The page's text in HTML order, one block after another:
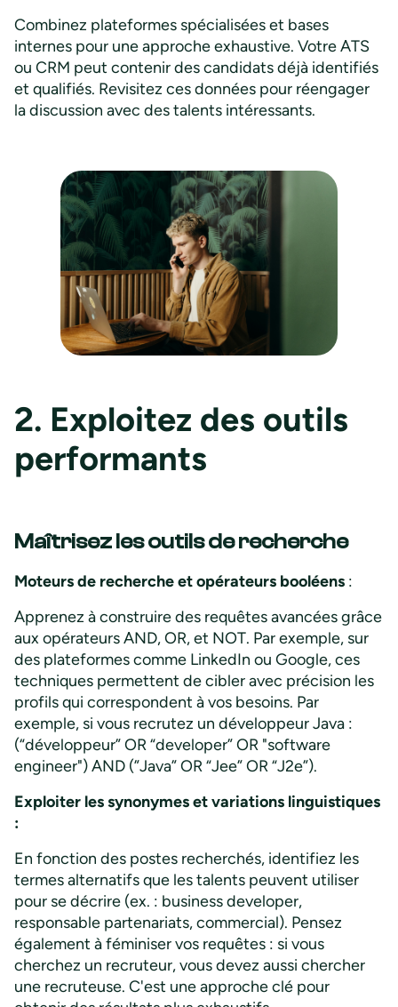
Combinez plateformes spécialisées et bases
internes pour une approche exhaustive. Votre ATS
ou CRM peut contenir des candidats déjà identifiés
et qualifiés. Revisitez ces données pour réengager
la discussion avec des talents intéressants.
2. Exploitez des outils
performants
Maîtrisez les outils de recherche
Moteurs de recherche et opérateurs booléens :
Apprenez à construire des requêtes avancées grâce
aux opérateurs AND, OR, et NOT. Par exemple, sur
des plateformes comme LinkedIn ou Google, ces
techniques permettent de cibler avec précision les
profils qui correspondent à vos besoins. Par
exemple, si vous recrutez un développeur Java :
(“développeur” OR “developer” OR "software
engineer") AND (”Java” OR “Jee” OR “J2e”).
Exploiter les synonymes et variations linguistiques
:
En fonction des postes recherchés, identifiez les
termes alternatifs que les talents peuvent utiliser
pour se décrire (ex. : business developer,
responsable partenariats, commercial). Pensez
également à féminiser vos requêtes : si vous
cherchez un recruteur, vous devez aussi chercher
une recruteuse. C'est une approche clé pour